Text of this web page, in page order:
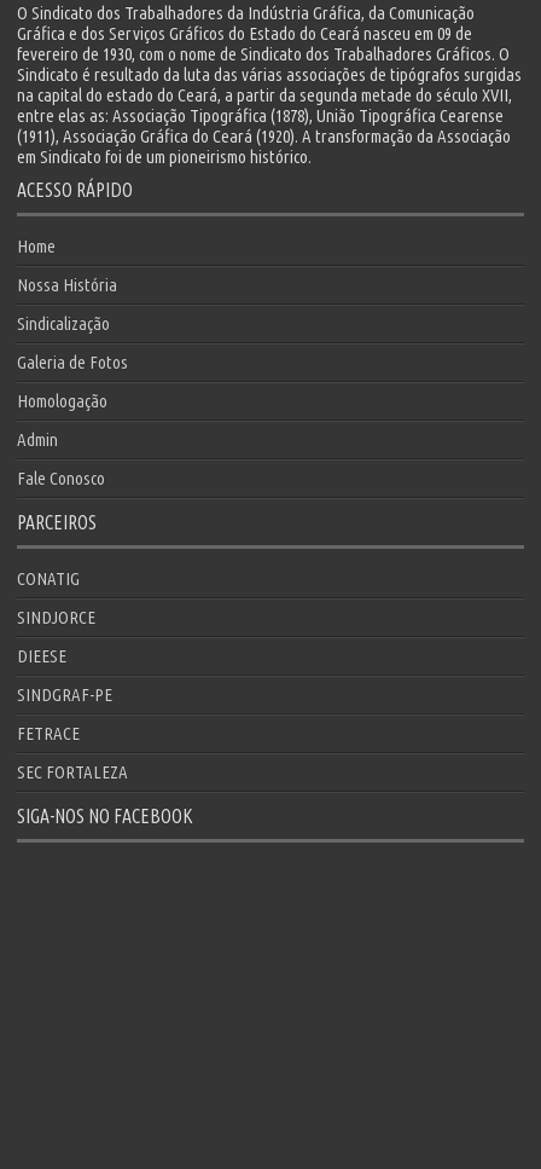
O Sindicato dos Trabalhadores da Indústria Gráfica, da Comunicação
Gráfica e dos Serviços Gráficos do Estado do Ceará nasceu em 09 de
fevereiro de 1930, com o nome de Sindicato dos Trabalhadores Gráficos. O
Sindicato é resultado da luta das várias associações de tipógrafos surgidas
na capital do estado do Ceará, a partir da segunda metade do século XVII,
entre elas as: Associação Tipográfica (1878), União Tipográfica Cearense
(1911), Associação Gráfica do Ceará (1920). A transformação da Associação
em Sindicato foi de um pioneirismo histórico.
ACESSO RÁPIDO
Home
Nossa História
Sindicalização
Galeria de Fotos
Homologação
Admin
Fale Conosco
PARCEIROS
CONATIG
SINDJORCE
DIEESE
SINDGRAF-PE
FETRACE
SEC FORTALEZA
SIGA-NOS NO FACEBOOK